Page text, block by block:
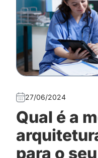
27/06/2024
Qual é a
para o